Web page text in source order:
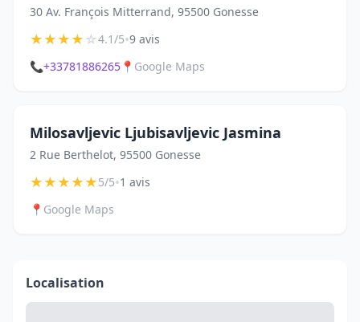
30 Av. François Mitterrand, 95500 Gonesse
★★★★☆4.1/5•9 avis
📞+33781886265 📍 Google Maps
Milosavljevic Ljubisavljevic Jasmina
2 Rue Berthelot, 95500 Gonesse
★★★★★5/5•1 avis
📍 Google Maps
Localisation